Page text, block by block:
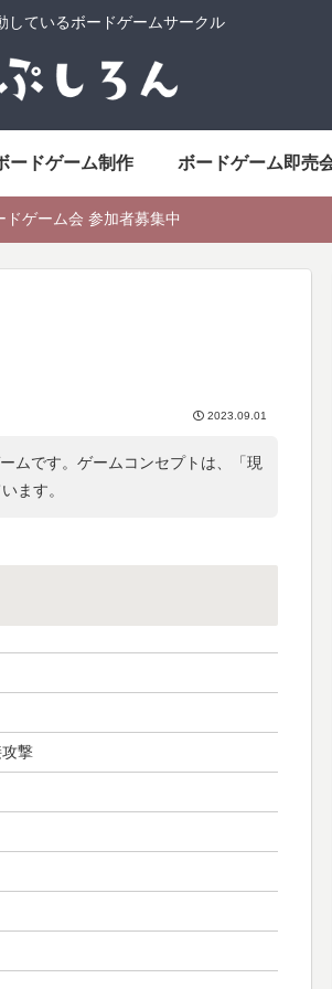
しているボードゲームサークル
ードゲーム制作 ボードゲーム即売
ドゲーム会 参加者募集中
2023.09.01
ムです。ゲームコンセプトは、「現
ます。
撃